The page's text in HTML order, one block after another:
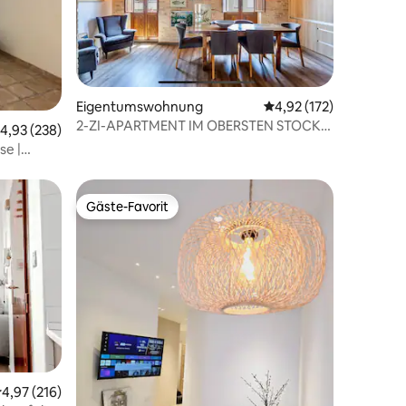
Bewertungen
Bewertung: 4,93 von 5, 238 Bewertungen
4,93 (238)
|
Eigentumswohnung Durchschnittliche
4,92 (172)
2-ZI-APARTMENT IM OBERSTEN STOCK
Bewertung: 4,97 von 5, 216 Bewertungen
4,97 (216)
Gäste-Favorit
Gäste-Favorit